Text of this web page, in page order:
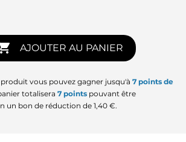
AJOUTER AU PANIER
vous pouvez gagner jusqu'à 7 points de
totalisera 7 points pouvant être
un bon de réduction de 1,40 €.